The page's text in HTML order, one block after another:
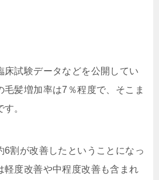
床試験データなどを公開してい
毛髪増加率は7％程度で、そこま
。
6割が改善したということになっ
軽度改善や中程度改善も含まれ